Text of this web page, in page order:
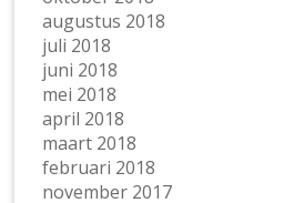
augustus 2018
juli 2018
juni 2018
mei 2018
april 2018
maart 2018
februari 2018
november 2017